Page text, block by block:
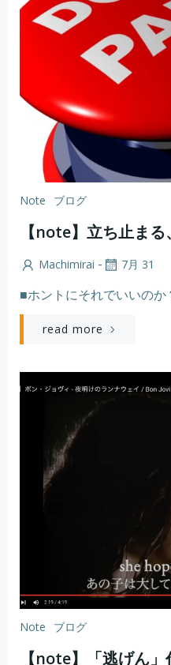
Note ブログ
【note】立ち止ま
Machimirai - 7月 31
■ホントにそれでいいの
read more
Note ブログ
【note】「逃げん